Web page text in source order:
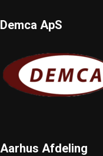
Demca ApS
Aarhus Afdeling